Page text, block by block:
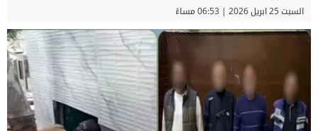
السبت 25 ابريل 2026 | 06:53 مساءً